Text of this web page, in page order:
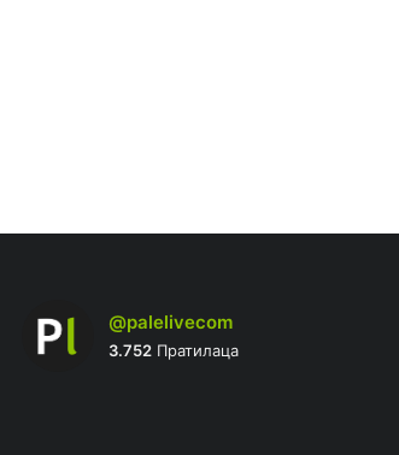
@palelivecom
3.752Пратилаца